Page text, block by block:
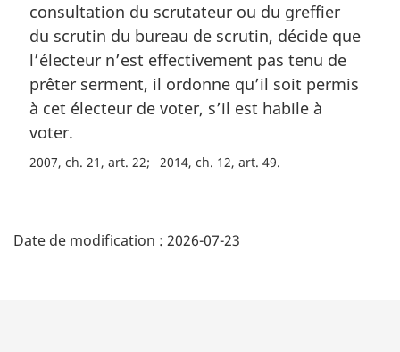
g
i
n
a
l
e
:
consultation du scrutateur ou du greffier
du scrutin du bureau de scrutin, décide que
l’électeur n’est effectivement pas tenu de
prêter serment, il ordonne qu’il soit permis
à cet électeur de voter, s’il est habile à
voter.
2007, ch. 21, art. 22 2014, ch. 12, art. 49
é
Date de modification : 2026-07-23